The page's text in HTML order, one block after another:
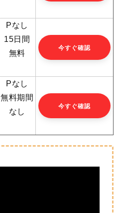
Pなし
15日間
無料
今すぐ確認
Pなし
無料期間
なし
今すぐ確認